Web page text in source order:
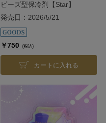
ビーズ型保冷剤【Star】
発売日：2026/5/21
￥750 (税込)
カートに入れる